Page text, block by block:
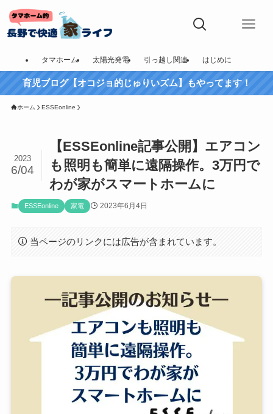
タマホーム 太陽光発電 引っ越し関連 はじめに
育児ブログ【オコジョ的じゅりいズム】もやってます！
ホーム ESSEonline
【ESSEonline記事公開】エアコン
も照明も簡単に遠隔操作。3万円で
わが家がスマートホームに
2023
6/04
ESSEonline 家電 2023年6月4日
当ページのリンクには広告が含まれています。